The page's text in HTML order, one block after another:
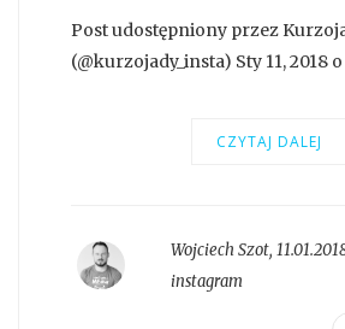
Post udostępniony przez
(@kurzojady_insta) Sty 11, 2018 o
CZYTAJ DALEJ
Wojciech Szot,
instagram